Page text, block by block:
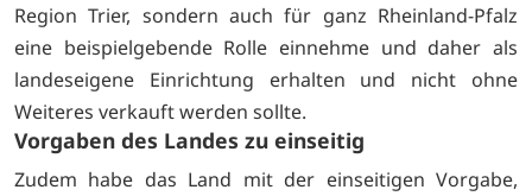
Region Trier, sondern auch für ganz Rheinland-Pfalz
eine beispielgebende Rolle einnehme und daher als
landeseigene Einrichtung erhalten und nicht ohne
Weiteres verkauft werden sollte.
Vorgaben des Landes zu einseitig
Zudem habe das Land mit der einseitigen Vorgabe,